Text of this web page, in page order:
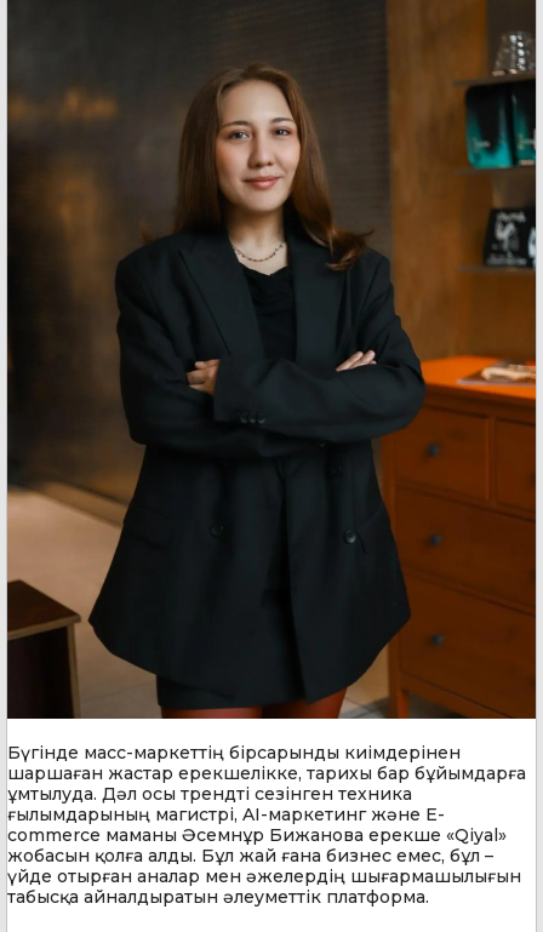
Бүгінде масс-маркеттің бірсарынды киімдерінен
шаршаған жастар ерекшелікке, тарихы бар бұйымдарға
ұмтылуда. Дәл осы трендті сезінген техника
ғылымдарының магистрі, AI-маркетинг және E-
commerce маманы Әсемнұр Бижанова ерекше «Qiyal»
жобасын қолға алды. Бұл жай ғана бизнес емес, бұл –
үйде отырған аналар мен әжелердің шығармашылығын
табысқа айналдыратын әлеуметтік платформа.